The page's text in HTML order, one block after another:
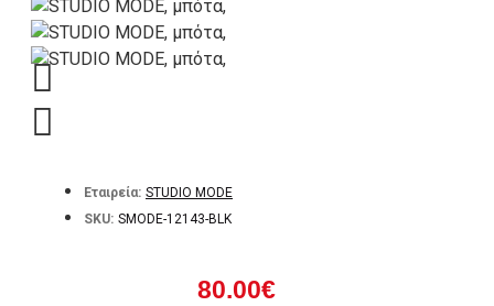
Εταιρεία: STUDIO MODE
SKU: SMODE-12143-BLK
80.00€